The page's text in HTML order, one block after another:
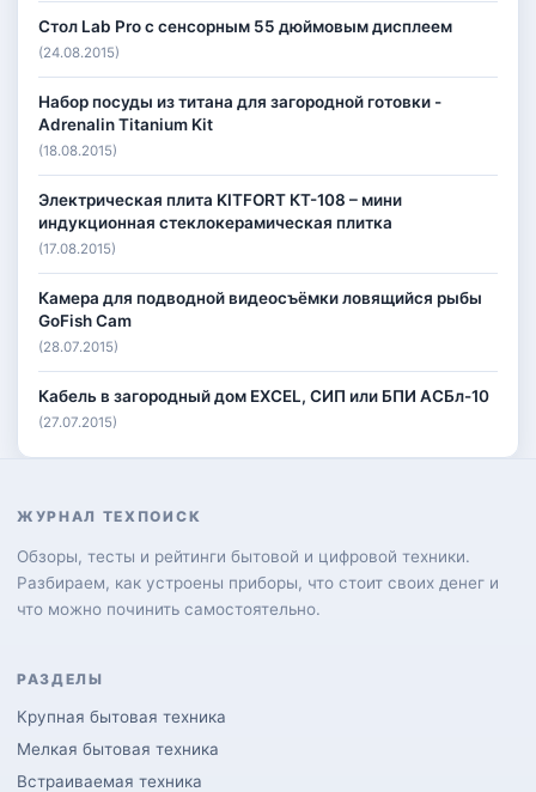
Стол Lab Pro с сенсорным 55 дюймовым дисплеем
(24.08.2015)
Набор посуды из титана для загородной готовки -
Adrenalin Titanium Kit
(18.08.2015)
Электрическая плита KITFORT КТ-108 – мини
индукционная стеклокерамическая плитка
(17.08.2015)
Камера для подводной видеосъёмки ловящийся рыбы
GoFish Cam
(28.07.2015)
Кабель в загородный дом EXCEL, СИП или БПИ АСБл-10
(27.07.2015)
ЖУРНАЛ ТЕХПОИСК
Обзоры, тесты и рейтинги бытовой и цифровой техники.
Разбираем, как устроены приборы, что стоит своих денег и
что можно починить самостоятельно.
РАЗДЕЛЫ
Крупная бытовая техника
Мелкая бытовая техника
Встраиваемая техника